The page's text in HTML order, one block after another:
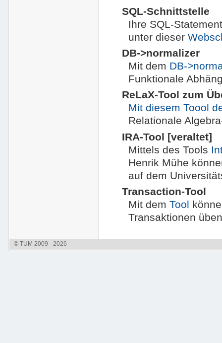
SQL-Schnittstelle
Ihre SQL-
unter dieser
DB->normalizer
Mit dem DB-
Funktionale
ReLaX-Tool zum
Mit diesem Toool
Relationale
IRA-Tool [veraltet]
Mittels des Tools
Henrik Mühe
auf dem
Transaction-Tool
Mit dem Tool
Transaktionen
© TUM 2009 - 2026